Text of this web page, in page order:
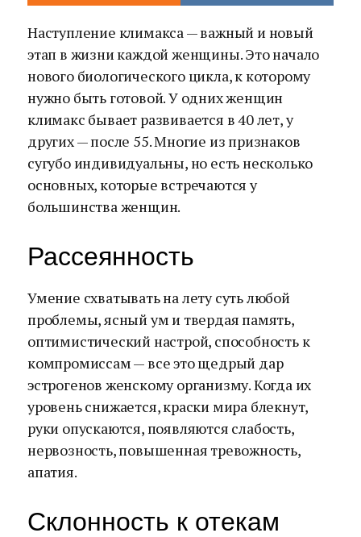
Наступление климакса — важный и новый
этап в жизни каждой женщины. Это начало
нового биологического цикла, к которому
нужно быть готовой. У одних женщин
климакс бывает развивается в 40 лет, у
других — после 55. Многие из признаков
сугубо индивидуальны, но есть несколько
основных, которые встречаются у
большинства женщин.
Рассеянность
Умение схватывать на лету суть любой
проблемы, ясный ум и твердая память,
оптимистический настрой, способность к
компромиссам — все это щедрый дар
эстрогенов женскому организму. Когда их
уровень снижается, краски мира блекнут,
руки опускаются, появляются слабость,
нервозность, повышенная тревожность,
апатия.
Склонность к отекам